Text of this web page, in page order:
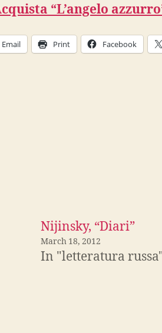
“L’angelo
Email Print Facebook
Nijinsky, “Diari”
March 18, 2012
In "letteratura